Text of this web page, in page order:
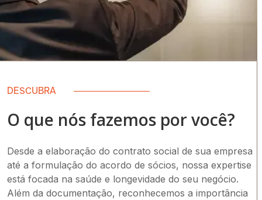
DESCUBRA
O que nós fazemos por você?
Desde a elaboração do contrato social de sua empresa
até a formulação do acordo de sócios, nossa expertise
está focada na saúde e longevidade do seu negócio.
Além da documentação, reconhecemos a importância